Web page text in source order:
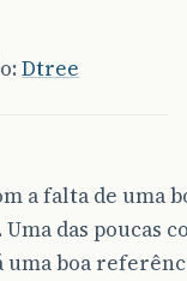
Dtree
a falta de uma
das poucas
uma boa